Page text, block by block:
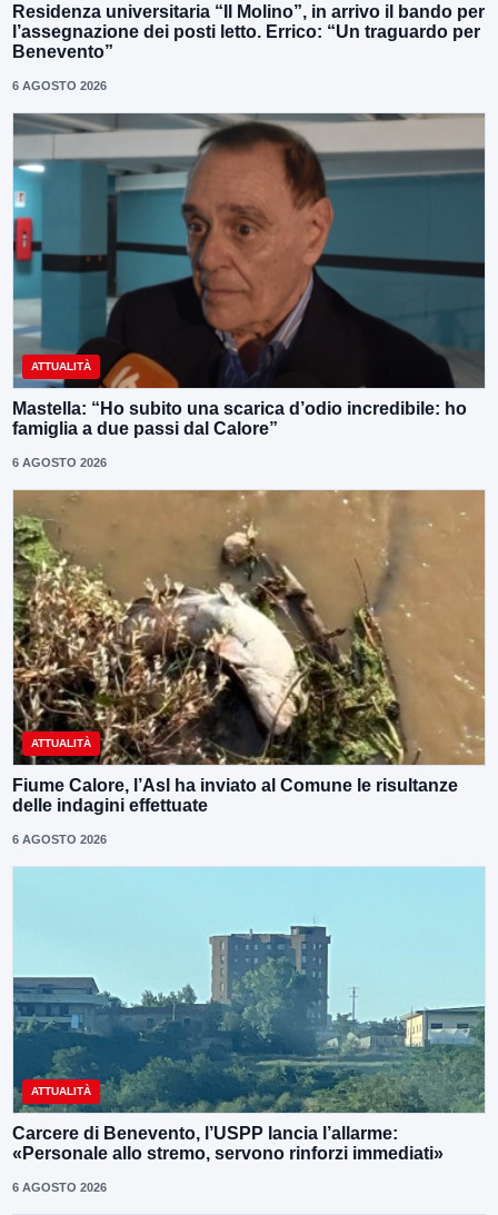
Residenza universitaria “Il Molino”, in arrivo il bando per
l’assegnazione dei posti letto. Errico: “Un traguardo per
Benevento”
6 AGOSTO 2026
ATTUALITÀ
Mastella: “Ho subito una scarica d’odio incredibile: ho
famiglia a due passi dal Calore”
6 AGOSTO 2026
ATTUALITÀ
Fiume Calore, l’Asl ha inviato al Comune le risultanze
delle indagini effettuate
6 AGOSTO 2026
ATTUALITÀ
Carcere di Benevento, l’USPP lancia l’allarme:
«Personale allo stremo, servono rinforzi immediati»
6 AGOSTO 2026